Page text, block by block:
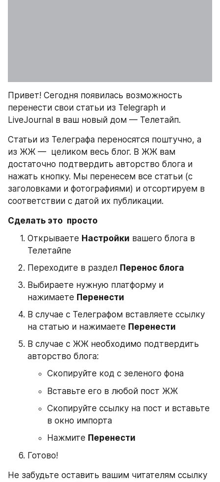
Привет! Сегодня появилась возможность
перенести свои статьи из Telegraph и
LiveJournal в ваш новый дом — Телетайп.
Статьи из Телеграфа переносятся поштучно, а
из ЖЖ —  целиком весь блог. В ЖЖ вам
достаточно подтвердить авторство блога и
нажать кнопку. Мы перенесем все статьи (с
заголовками и фотографиями) и отсортируем в
соответствии с датой их публикации.
Сделать это  просто
Открываете Настройки вашего блога в
Телетайпе
Переходите в раздел Перенос блога
Выбираете нужную платформу и
нажимаете Перенести
В случае с Телеграфом вставляете ссылку
на статью и нажимаете Перенести
В случае с ЖЖ необходимо подтвердить
авторство блога:
Скопируйте код с зеленого фона
Вставьте его в любой пост ЖЖ
Скопируйте ссылку на пост и вставьте
в окно импорта
Нажмите Перенести
Готово!
Не забудьте оставить вашим читателям ссылку